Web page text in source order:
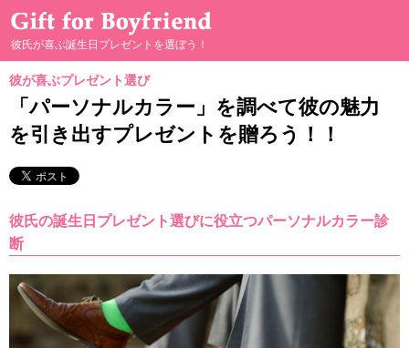
彼氏が喜ぶ誕生日プレゼントを選ぼう！
男の本音
プレゼントの渡し方
手作りプレゼント
二人の親密度別プレゼント
二人のプレゼントヒストリー
彼が喜ぶプレゼント選び
「パーソナルカラー」を調べて彼の魅力
を引き出すプレゼントを贈ろう！！
彼氏の誕生日プレゼント選びに役立つパーソナルカラー診
断